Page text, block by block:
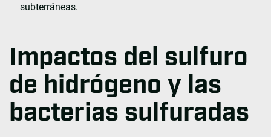
subterráneas.
Impactos del sulfuro
de hidrógeno y las
bacterias sulfuradas